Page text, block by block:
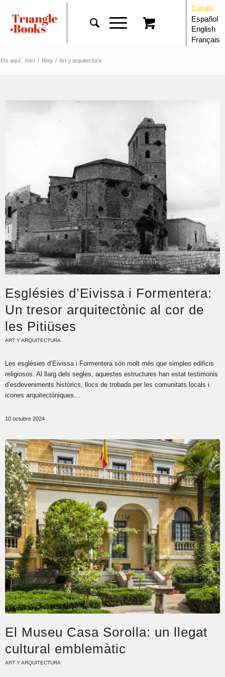
Català
Español
English
Français
Ets aquí: Inici / Blog / Art y arquitectura
Esglésies d’Eivissa i Formentera:
Un tresor arquitectònic al cor de
les Pitiüses
ART Y ARQUITECTURA
Les esglésies d’Eivissa i Formentera són molt més que simples edificis
religiosos. Al llarg dels segles, aquestes estructures han estat testimonis
d’esdeveniments històrics, llocs de trobada per les comunitats locals i
icones arquitectòniques…
10 octubre 2024
El Museu Casa Sorolla: un llegat
cultural emblemàtic
ART Y ARQUITECTURA